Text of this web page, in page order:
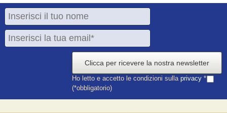
Clicca per ricevere la nostra newsletter
Ho letto e accetto le condizioni sulla privacy *
(*obbligatorio)